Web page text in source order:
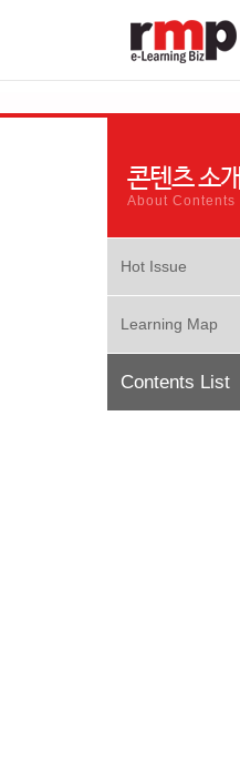
콘텐츠 소개
About Contents
Hot Issue
Learning Map
Contents List